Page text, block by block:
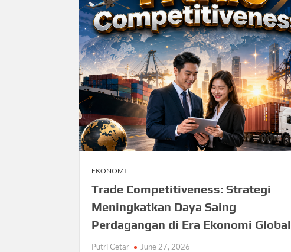
EKONOMI
Trade Competitiveness: Strategi
Meningkatkan Daya Saing
Perdagangan di Era Ekonomi Global
Putri Cetar June 27, 2026